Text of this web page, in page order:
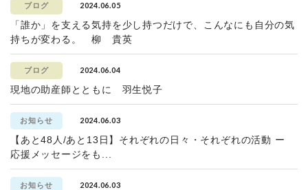
ブログ 2024.06.05
「誰か」を支える気持を少し持つだけで、こんなにも自分の気
持ちが変わる。 柳 貴英
ブログ 2024.06.04
現地の助産師とともに 羽生悦子
お知らせ 2024.06.03
【あと48人/あと13日】それぞれの日々・それぞれの活動 ー
応援メッセージをも...
お知らせ 2024.06.03